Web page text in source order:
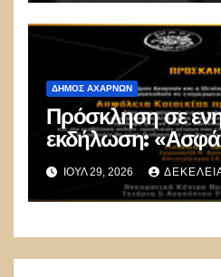
ΔΉΜΟΣ ΑΧΑΡΝΏΝ
Πρόσκληση σε
εκδήλωση:
πριν τις
ΙΟΎΛ 29, 2026